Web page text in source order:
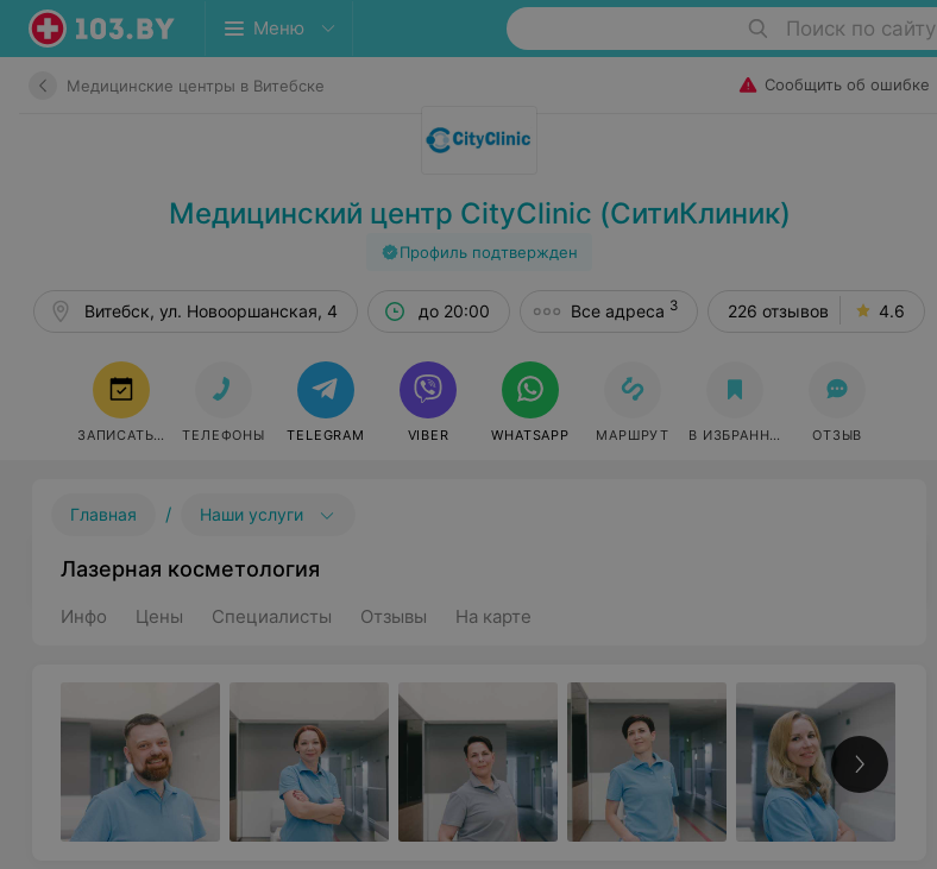
Меню Поиск по сайту
Медицинские центры в Витебске Сообщить об ошибке
Медицинский центр CityClinic (СитиКлиник)
Профиль подтвержден
Витебск, ул. Новооршанская, 4 до 20:00 Все адреса 3 226 отзывов 4.6
ЗАПИСАТЬСЯ ТЕЛЕФОНЫ TELEGRAM VIBER WHATSAPP МАРШРУТ В ИЗБРАННОЕ ОТЗЫВ
Главная / Наши услуги
Лазерная косметология
Инфо Цены Специалисты Отзывы На карте